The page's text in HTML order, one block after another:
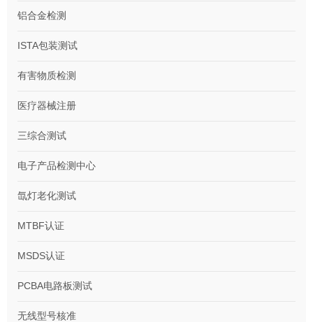
铝合金检测
ISTA包装测试
有害物质检测
医疗器械注册
三综合测试
电子产品检测中心
氙灯老化测试
MTBF认证
MSDS认证
PCBA电路板测试
无线型号核准